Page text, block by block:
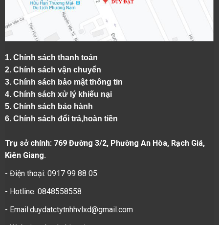
1. Chính sách thanh toán
2. Chính sách vận chuyển
3. Chính sách bảo mật thông tin
4. Chính sách xử lý khiếu nại
5. Chính sách bảo hành
6. Chính sách đổi trả,hoàn tiền
Trụ sở chính: 769 Đường 3/2, Phường An Hòa, Rạch Giá,
Kiên Giang.
- Điện thoại: 0917 99 88 05
- Hotline: 0848558558
- Email:duydatctytnhhvlxd@gmail.com